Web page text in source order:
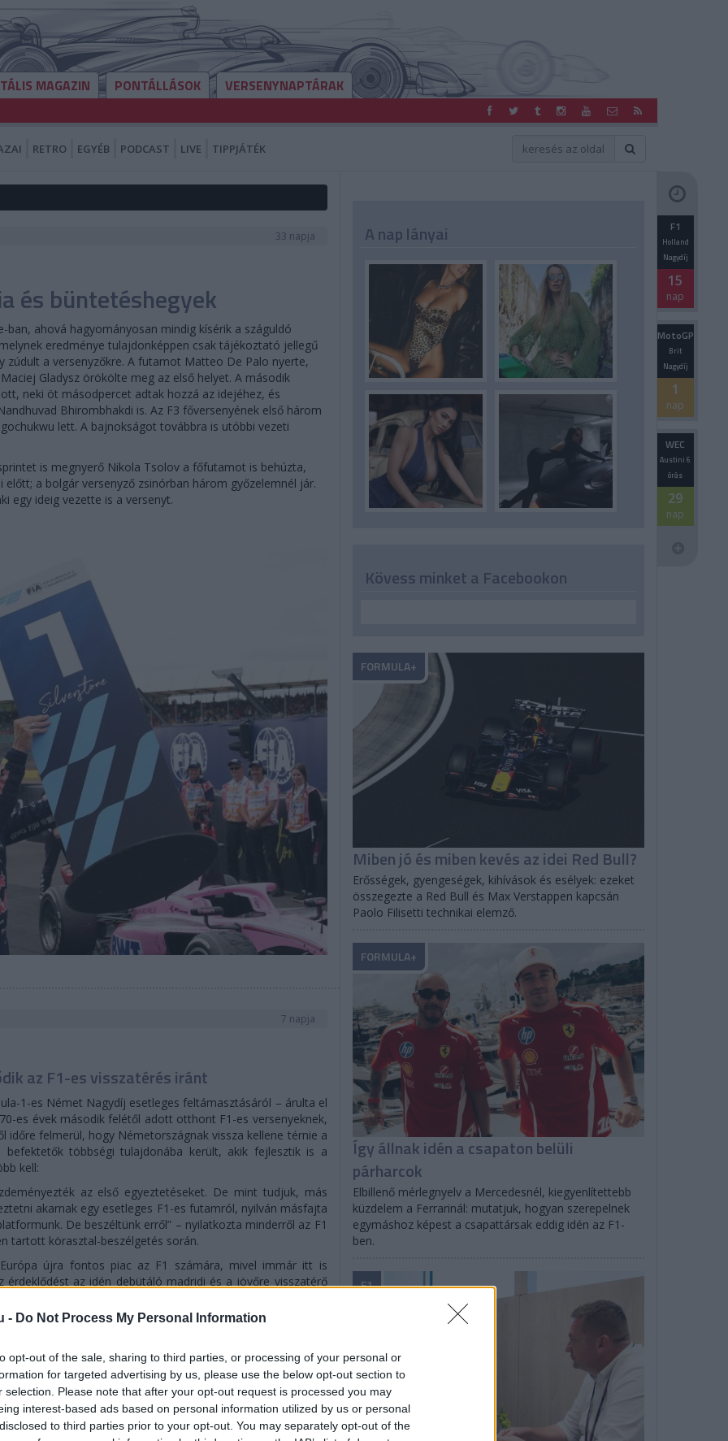
- Do Not Process My Personal Information
opt-out of the sale, sharing to third parties, or processing of your personal or
for targeted advertising by us, please use the below opt-out section to
selection. Please note that after your opt-out request is processed you may
interest-based ads based on personal information utilized by us or personal
to third parties prior to your opt-out. You may separately opt-out of the
MAGAZIN PONTÁLLÁSOK VERSENYNAPTÁRAK
RETRO EGYÉB PODCAST LIVE TIPPJÁTÉK
33 napja
és büntetéshegyek
ahová hagyományosan mindig kísérik a száguldó
eredménye tulajdonképpen csak tájékoztató jellegű
a versenyzőkre. A futamot Matteo De Palo nyerte,
Gladysz örökölte meg az első helyet. A második
neki öt másodpercet adtak hozzá az idejéhez, és
Bhirombhakdi is. Az F3 főversenyének első három
lett. A bajnokságot továbbra is utóbbi vezeti
is megnyerő Nikola Tsolov a főfutamot is behúzta,
a bolgár versenyző zsinórban három győzelemnél jár.
egy ideig vezette is a versenyt.
7 napja
az F1-es visszatérés iránt
1-es Német Nagydíj esetleges feltámasztásáról – árulta el
es évek második felétől adott otthont F1-es versenyeknek,
időre felmerül, hogy Németországnak vissza kellene térnie a
befektetők többségi tulajdonába került, akik fejlesztik is a
kell:
az első egyeztetéseket. De mint tudjuk, más
akarnak egy esetleges F1-es futamról, nyilván másfajta
De beszéltünk erről” – nyilatkozta minderről az F1
tartott körasztal-beszélgetés során.
újra fontos piac az F1 számára, mivel immár itt is
az idén debütáló madridi és a jövőre visszatérő
F1-vezér szerint „jól haladnak a tárgyalások” arról, hogy a
Dél-Amerikából – a hírek szerint konkrétan főleg
Keletről is. Utóbbi kapcsán Domenicali elárulta, hogy Kína,
sport első embere kijelentette: egyelőre maradnak az egy
az ottani piacot.
A nap lányai
Kövess minket a Facebookon
F1
Holland
Nagydíj
15
nap
MotoGP
Brit
Nagydíj
1
nap
WEC
Austini 6
órás
29
nap
Miben jó és miben kevés az idei Red Bull?
Erősségek, gyengeségek, kihívások és esélyek: ezeket
összegezte a Red Bull és Max Verstappen kapcsán
Paolo Filisetti technikai elemző.
FORMULA+
Így állnak idén a csapaton belüli
párharcok
Elbillenő mérlegnyelv a Mercedesnél, kiegyenlítettebb
küzdelem a Ferrarinál: mutatjuk, hogyan szerepelnek
egymáshoz képest a csapattársak eddig idén az F1-
ben.
FORMULA+
F1